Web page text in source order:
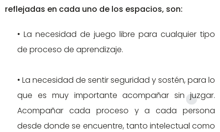
reflejadas en cada uno de los espacios, son:
• La necesidad de juego libre para cualquier tipo
de proceso de aprendizaje.
• La necesidad de sentir seguridad y sostén, para lo
que es muy importante acompañar sin juzgar.
Acompañar cada proceso y a cada persona
desde donde se encuentre, tanto intelectual como